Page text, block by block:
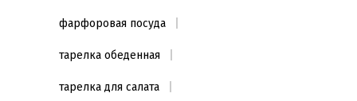
фарфоровая посуда
тарелка обеденная
тарелка для салата